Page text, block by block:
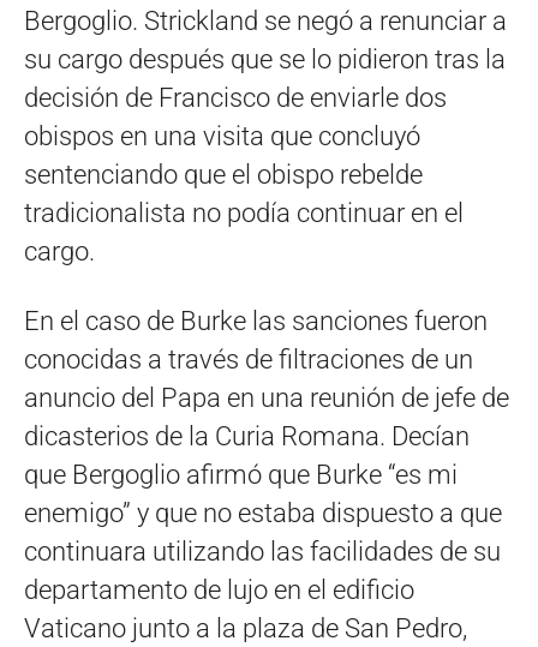
Bergoglio. Strickland se negó a renunciar a
su cargo después que se lo pidieron tras la
decisión de Francisco de enviarle dos
obispos en una visita que concluyó
sentenciando que el obispo rebelde
tradicionalista no podía continuar en el
cargo.
En el caso de Burke las sanciones fueron
conocidas a través de filtraciones de un
anuncio del Papa en una reunión de jefe de
dicasterios de la Curia Romana. Decían
que Bergoglio afirmó que Burke “es mi
enemigo” y que no estaba dispuesto a que
continuara utilizando las facilidades de su
departamento de lujo en el edificio
Vaticano junto a la plaza de San Pedro,